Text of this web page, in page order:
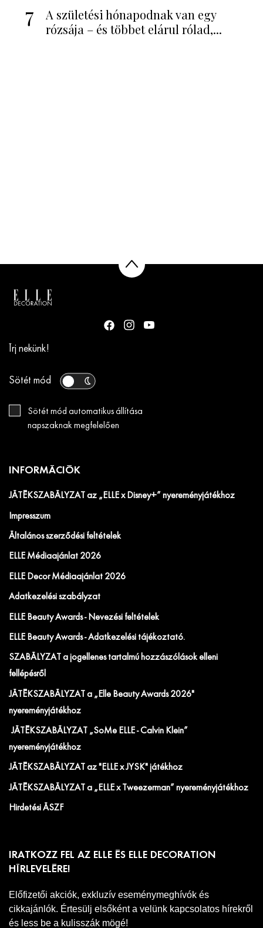
7
A születési hónapodnak van egy
rózsája – és többet elárul rólad,...
Írj nekünk!
Sötét mód
Sötét mód automatikus állítása
napszaknak megfelelően
INFORMÁCIÓK
JÁTÉKSZABÁLYZAT az „ELLE x Disney+” nyereményjátékhoz
Impresszum
Általános szerződési feltételek
ELLE Médiaajánlat 2026
ELLE Decor Médiaajánlat 2026
Adatkezelési szabályzat
ELLE Beauty Awards - Nevezési feltételek
ELLE Beauty Awards - Adatkezelési tájékoztató.
SZABÁLYZAT a jogellenes tartalmú hozzászólások elleni
fellépésről
JÁTÉKSZABÁLYZAT a „Elle Beauty Awards 2026"
nyereményjátékhoz
JÁTÉKSZABÁLYZAT „SoMe ELLE - Calvin Klein”
nyereményjátékhoz
JÁTÉKSZABÁLYZAT az "ELLE x JYSK" játékhoz
JÁTÉKSZABÁLYZAT a „ELLE x Tweezerman” nyereményjátékhoz
Hirdetési ÁSZF
IRATKOZZ FEL AZ ELLE ÉS ELLE DECORATION
HÍRLEVELÉRE!
Előfizetői akciók, exkluzív eseménymeghívók és
cikkajánlók. Értesülj elsőként a velünk kapcsolatos hírekről
és less be a kulisszák mögé!